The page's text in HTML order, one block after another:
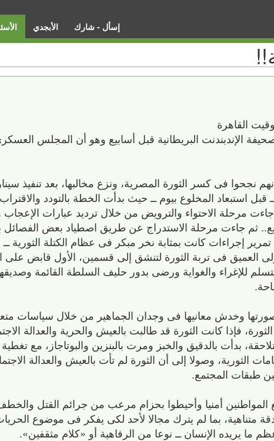
الأبجدي إسأل - شارك
الإندبندنت البريطانية قبل أسابيع وهو أن المجلس
فى كسر الثورة المصرية، ونزع مخالبها، بعد تنفيذ
استبعاد المخلوع بيوم ــ حيث بدأت الخطة بالتودد
جاءت مرحلة الاحتواء والترويض من خلال ترديد عبارات
ثم جاءت مرحلة الاستدراج عن طريق اصطياد بعض الفصائل
العميق فى تربة الثورة لتنشق إلى قسمين، الأول قابض على
للإغراء والغواية ورضى بدور حليف السلطة القائمة
وخدش معانيها فى وجدان الجماهير من خلال سياسات
فإذا كانت الثورة قد طالبت بالعيش والحرية والعدالة
بدأت بالدقيق والخبز ومرت بالبنزين والبوتاجاز، مع تغطية
الثورية، وصولا إلى أن الثورة لم تأت بالعيش والعدالة
طبقات المجتمع.
أمنيا وأحيطوا بحزام مرعب من جرائم القتل
متناهية، بما لم يترك مجالا لأحد لكى يفكر فى موضوع
ما يريده الإنسان ــ نوعا من الرفاهية أو «كلام مثقفين».